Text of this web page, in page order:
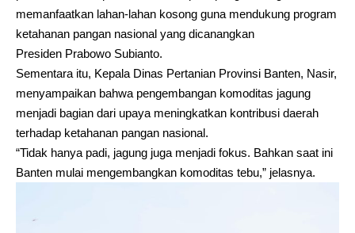
memanfaatkan lahan-lahan kosong guna mendukung program
ketahanan pangan nasional yang dicanangkan
Presiden Prabowo Subianto.
Sementara itu, Kepala Dinas Pertanian Provinsi Banten, Nasir,
menyampaikan bahwa pengembangan komoditas jagung
menjadi bagian dari upaya meningkatkan kontribusi daerah
terhadap ketahanan pangan nasional.
“Tidak hanya padi, jagung juga menjadi fokus. Bahkan saat ini
Banten mulai mengembangkan komoditas tebu,” jelasnya.